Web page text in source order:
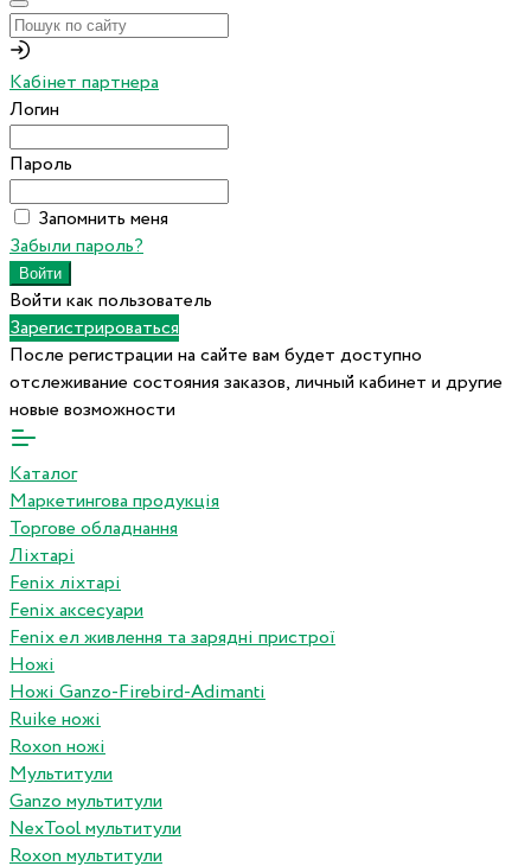
Кабінет партнера
Логин
Пароль
Запомнить меня
Забыли пароль?
Войти как пользователь
Зарегистрироваться
После регистрации на сайте вам будет доступно
отслеживание состояния заказов, личный кабинет и другие
новые возможности
Каталог
Маркетингова продукція
Торгове обладнання
Ліхтарі
Fenix ліхтарі
Fenix аксесуари
Fenix ел живлення та зарядні пристрої
Ножі
Ножі Ganzo-Firebird-Adimanti
Ruike ножі
Roxon ножi
Мультитули
Ganzo мультитули
NexTool мультитули
Roxon мультитули